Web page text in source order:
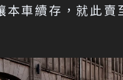
本車續存，就此賣